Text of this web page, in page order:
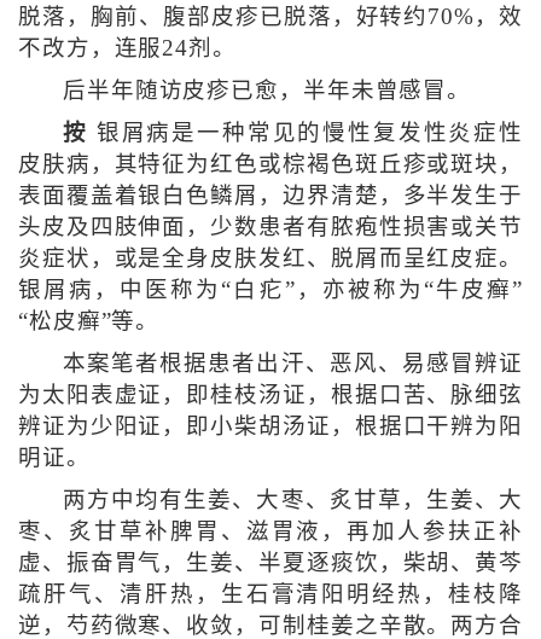
脱落，胸前、腹部皮疹已脱落，好转约70%，效
不改方，连服24剂。
后半年随访皮疹已愈，半年未曾感冒。
按 银屑病是一种常见的慢性复发性炎症性
皮肤病，其特征为红色或棕褐色斑丘疹或斑块，
表面覆盖着银白色鳞屑，边界清楚，多半发生于
头皮及四肢伸面，少数患者有脓疱性损害或关节
炎症状，或是全身皮肤发红、脱屑而呈红皮症。
银屑病，中医称为“白疕”，亦被称为“牛皮癣”
“松皮癣”等。
本案笔者根据患者出汗、恶风、易感冒辨证
为太阳表虚证，即桂枝汤证，根据口苦、脉细弦
辨证为少阳证，即小柴胡汤证，根据口干辨为阳
明证。
两方中均有生姜、大枣、炙甘草，生姜、大
枣、炙甘草补脾胃、滋胃液，再加人参扶正补
虚、振奋胃气，生姜、半夏逐痰饮，柴胡、黄芩
疏肝气、清肝热，生石膏清阳明经热，桂枝降
逆，芍药微寒、收敛，可制桂姜之辛散。两方合